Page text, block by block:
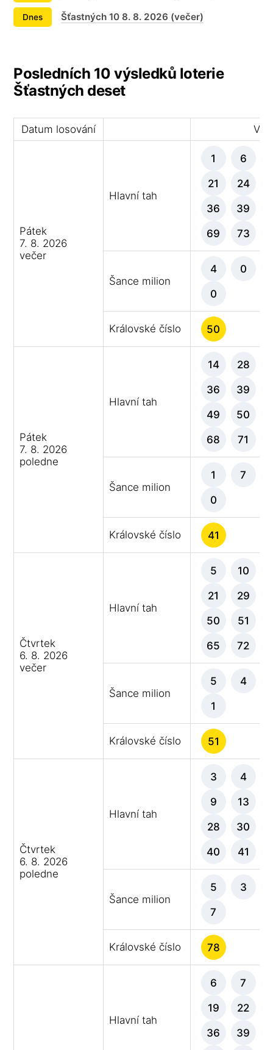
Dnes Šťastných 10 8. 8. 2026 (večer)
Posledních 10 výsledků loterie
Šťastných deset
Datum losování
Pátek
7. 8. 2026
večer
Hlavní tah
1 6
21 24
36 39
69 73
Šance milion
4 0
0
Královské číslo 50
Pátek
7. 8. 2026
poledne
Hlavní tah
14 28
36 39
49 50
68 71
Šance milion
1 7
0
Královské číslo 41
Čtvrtek
6. 8. 2026
večer
Hlavní tah
5 10
21 29
50 51
65 72
Šance milion
5 4
1
Královské číslo 51
Čtvrtek
6. 8. 2026
poledne
Hlavní tah
3 4
9 13
28 30
40 41
Šance milion
5 3
7
Královské číslo 78
Hlavní tah
6 7
19 22
36 39